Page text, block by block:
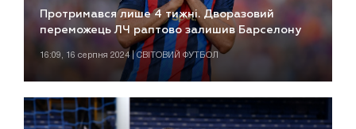
Протримався лише 4 тижні. Дворазовий
переможець ЛЧ раптово залишив Барселону
16:09, 16 серпня 2024 | СВІТОВИЙ ФУТБОЛ